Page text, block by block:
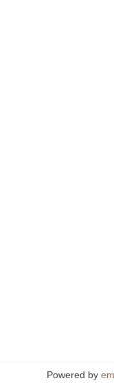
Powered by